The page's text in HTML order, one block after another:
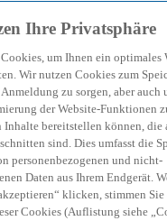
zum
Ihre Privatsphäre
um Ihnen ein optimales
Wir nutzen Cookies zum
zu sorgen, aber auch
der Website-Funktionen
Inhalte bereitstellen können, die
sind. Dies umfasst die
personenbezogenen und nicht-
Daten aus Ihrem Endgerät.
klicken, stimmen Sie
Cookies (Auflistung siehe